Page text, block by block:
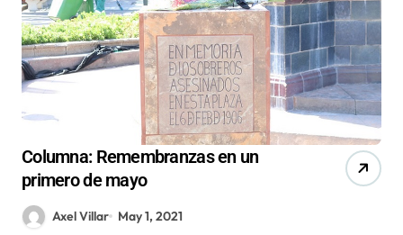
Columna: Remembranzas en un
primero de mayo
Axel Villar May 1, 2021